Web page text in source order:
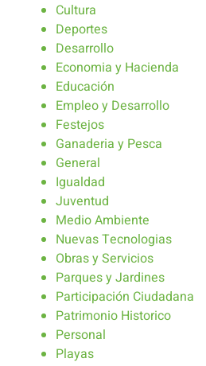
Cultura
Deportes
Desarrollo
Economia y Hacienda
Educación
Empleo y Desarrollo
Festejos
Ganaderia y Pesca
General
Igualdad
Juventud
Medio Ambiente
Nuevas Tecnologias
Obras y Servicios
Parques y Jardines
Participación Ciudadana
Patrimonio Historico
Personal
Playas